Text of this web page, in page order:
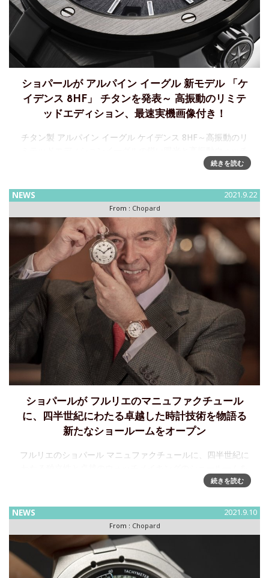
ショパールが アルパイン イーグル 新モデル 「ケ
イデンス 8HF」 チタンを発表～ 高振動のリミテ
ッドエディション、最速実機画像付き！
チタン製 アルパイン イーグル ケイデンス 8HF～高振動のリ
メイキング。チタンの快適さとエレガントなクロノメーター
いを兼ね
続きを読む
NEWS 2021.9.22
From : Chopard
ショパールが フルリエのマニュファクチュール
に、四半世紀にわたる卓越した時計技術を物語る
新たなショールームをオープン
フルリエのショパール マニュファクチュールに、四半世紀に
常設カール‐フリードリッヒ・ショイフレは、決然とした意志
長を務めるシ
続きを読む
NEWS 2021.9.10
From : Chopard